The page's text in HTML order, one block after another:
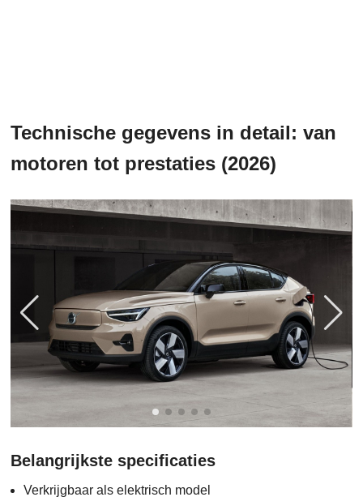
Technische gegevens in detail: van
motoren tot prestaties (2026)
Belangrijkste specificaties
Verkrijgbaar als elektrisch model